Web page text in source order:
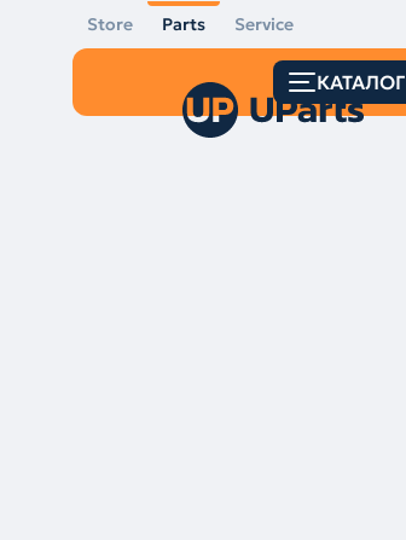
Store Parts Service
КАТАЛОГ